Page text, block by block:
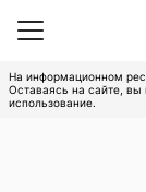
На информационном
Оставаясь на сайте, вы
использование.